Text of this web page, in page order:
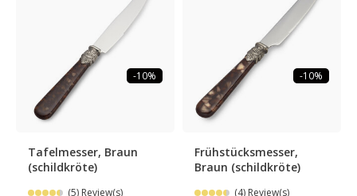
-10%
Tafelmesser, Braun
(schildkröte)
(5) Review(s)
-10%
Frühstücksmesser,
Braun (schildkröte)
(4) Review(s)